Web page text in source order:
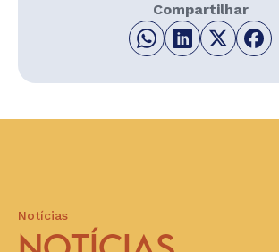
Compartilhar
Notícias